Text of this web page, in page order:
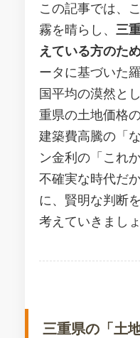
この記事では、
霧を晴らし、 三
えている方のた
ータに基づいた
国平均の漠然と
重県の土地価格
建築費高騰の「
ン金利の「これ
不確実な時代だ
に、賢明な判断
考えていきましょ
三重県の「土